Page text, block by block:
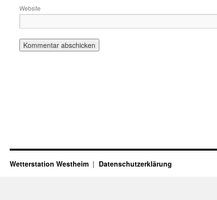
Website
Wetterstation Westheim Datenschutzerklärung